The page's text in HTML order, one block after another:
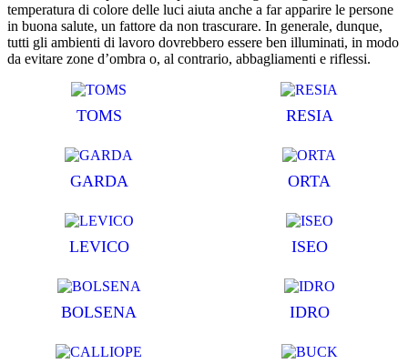
temperatura di colore delle luci aiuta anche a far apparire le persone
in buona salute, un fattore da non trascurare. In generale, dunque,
tutti gli ambienti di lavoro dovrebbero essere ben illuminati, in modo
da evitare zone d’ombra o, al contrario, abbagliamenti e riflessi.
TOMS RESIA
GARDA ORTA
LEVICO ISEO
BOLSENA IDRO